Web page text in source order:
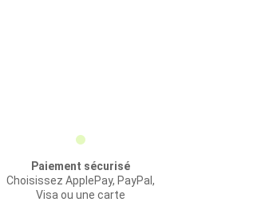
Paiement sécurisé
Choisissez ApplePay, PayPal,
Visa ou une carte